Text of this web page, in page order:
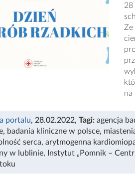
28
Ze
na
portalu, 28.02.2022, Tagi: agencja
, badania kliniczne w polsce,
serca, arytmogenna
w lublinie, Instytut „Pomnik –